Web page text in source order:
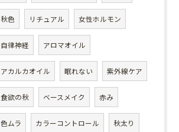
秋色 リチュアル 女性ホルモン
自律神経 アロマオイル
アカルカオイル 眠れない 紫外線ケア
食欲の秋 ベースメイク 赤み
色ムラ カラーコントロール 秋太り